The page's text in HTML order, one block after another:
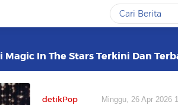
In The Stars Terkini Dan
detikPop Minggu, 26 Apr 2026